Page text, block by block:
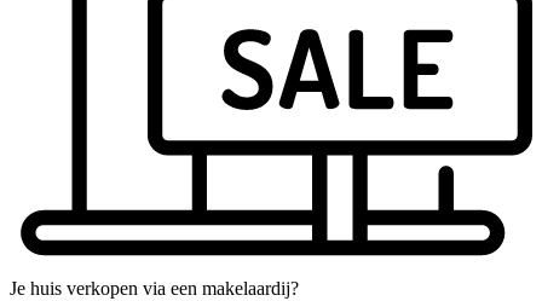
Je huis verkopen via een makelaardij?